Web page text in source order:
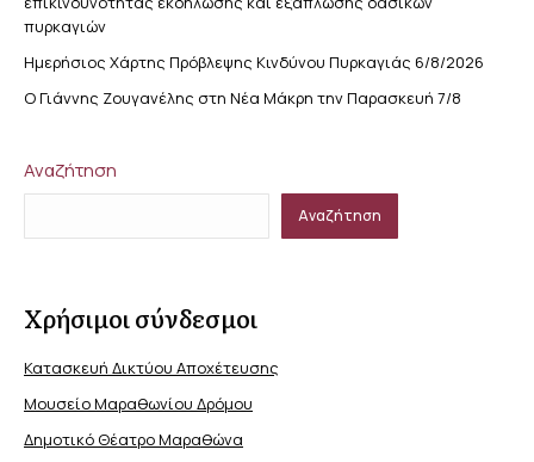
πυρκαγιών
Ημερήσιος Χάρτης Πρόβλεψης Κινδύνου Πυρκαγιάς 6/8/2026
Ο Γιάννης Ζουγανέλης στη Νέα Μάκρη την Παρασκευή 7/8
Αναζήτηση
Αναζήτηση
Χρήσιμοι σύνδεσμοι
Κατασκευή Δικτύου Αποχέτευσης
Μουσείο Μαραθωνίου Δρόμου
Δημοτικό Θέατρο Μαραθώνα